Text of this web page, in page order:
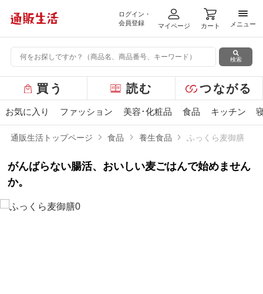
ログイン・
会員登録
マイページ カート
メニ
メニュー
検索
ー
バ
ュ
ー
買う 読む つながる
お気に入り ファッション 美容･化粧品 食品 キッチン
通販生活トップページ 食品 養生食品 ふっくら麦御膳
がんばらない腸活、おいしい麦ごはんで始めません
か。